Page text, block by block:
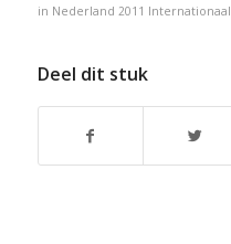
in Nederland 2011 Internationaal
Deel dit stuk